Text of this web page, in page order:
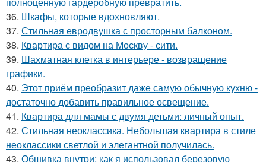
36. Шкафы, которые вдохновляют.
37. Стильная евродвушка с просторным балконом.
38. Квартира с видом на Москву - сити.
39. Шахматная клетка в интерьере - возвращение
графики.
40. Этот приём преобразит даже самую обычную кухню -
достаточно добавить правильное освещение.
41. Квартира для мамы с двумя детьми: личный опыт.
42. Стильная неоклассика. Небольшая квартира в стиле
неоклассики светлой и элегантной получилась.
43. Обшивка внутри: как я использовал березовую